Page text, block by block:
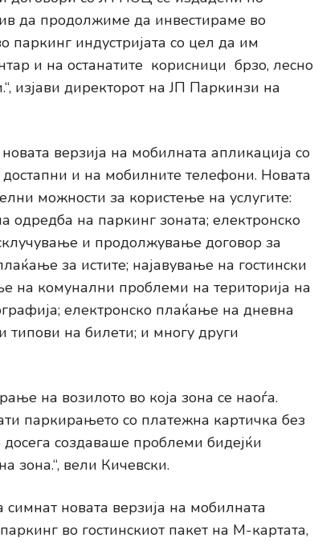
да продолжиме да инвестираме во
паркинг индустријата со цел да им
и на останатите корисници брзо, лесно
изјави директорот на ЈП Паркинзи на
верзија на мобилната апликација со
достапни и на мобилните телефони. Новата
можности за користење на услугите:
одредба на паркинг зоната; електронско
и продолжување договор за
за истите; најавување на гостински
на комунални проблеми на територија на
eлектронско плаќање на дневна
типови на билети; и многу други
на возилото во која зона се наоѓа.
паркирањето со платежна картичка без
создаваше проблеми бидејќи
зона.“, вели Кичевски.
новата верзија на мобилната
во гостинскиот пакет на М-картата,